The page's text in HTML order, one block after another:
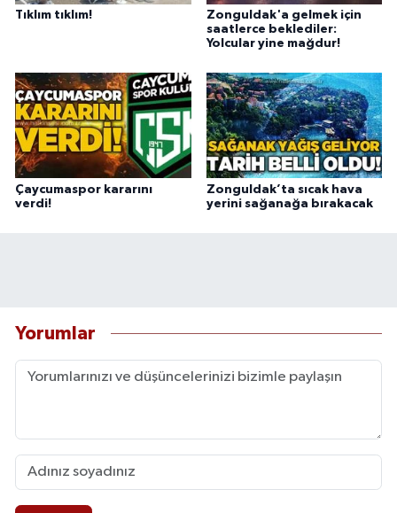
Tıklım tıklım!
Zonguldak'a gelmek için
saatlerce beklediler:
Yolcular yine mağdur!
Çaycumaspor kararını
verdi!
Zonguldak’ta sıcak hava
yerini sağanağa bırakacak
Yorumlar